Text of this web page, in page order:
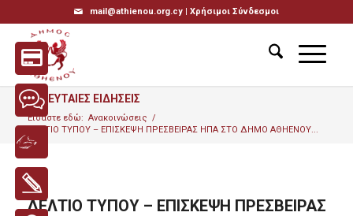
mail@athienou.org.cy | Χρήσιμοι Σύνδεσμοι
ΤΕΛΕΥΤΑΙΕΣ ΕΙΔΗΣΕΙΣ
Είσαστε εδώ: Ανακοινώσεις /
ΔΕΛΤΙΟ ΤΥΠΟΥ – ΕΠΙΣΚΕΨΗ ΠΡΕΣΒΕΙΡΑΣ ΗΠΑ ΣΤΟ ΔΗΜΟ ΑΘΗΕΝΟΥ...
ΔΕΛΤΙΟ ΤΥΠΟΥ – ΕΠΙΣΚΕΨΗ ΠΡΕΣΒΕΙΡΑΣ